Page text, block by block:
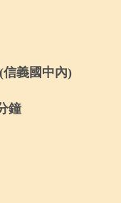
信義國中內)
鐘